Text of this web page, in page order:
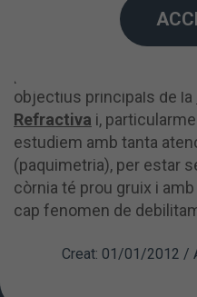
actualment la incidència
tecnològic, tant de la
dels criteris de
objectius principals de la
Refractiva i,
estudiem amb tanta
(paquimetria), per estar
còrnia té prou gruix i
cap fenomen de
Creat: 01/01/2012 /